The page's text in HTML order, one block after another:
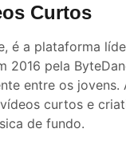
Curtos
é a plataforma
2016 pela
entre os jovens.
curtos e
de fundo.